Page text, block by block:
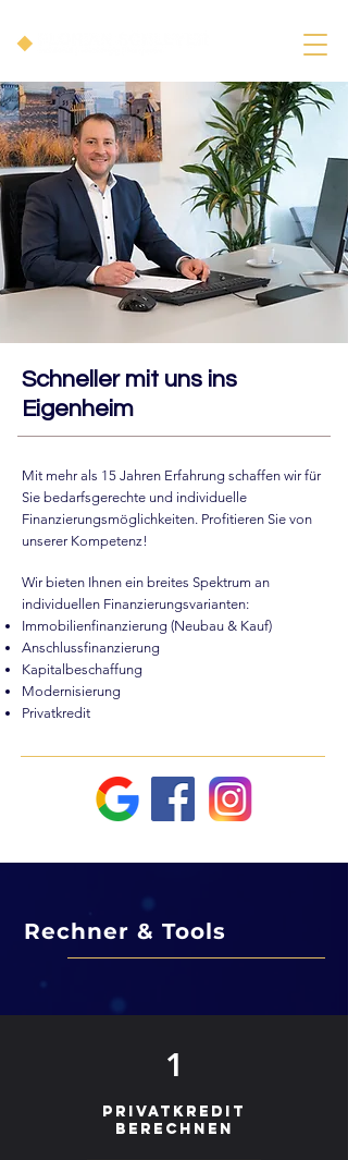
Schneller mit uns ins
Eigenheim
Mit mehr als 15 Jahren Erfahrung schaffen wir für
Sie bedarfsgerechte und individuelle
Finanzierungsmöglichkeiten. Profitieren Sie von
unserer Kompetenz!
Wir bieten Ihnen ein breites Spektrum an
individuellen Finanzierungsvarianten:
Immobilienfinanzierung (Neubau & Kauf)
Anschlussfinanzierung
Kapitalbeschaffung
Modernisierung
Privatkredit
Rechner & Tools
1
Privatkredit
berechnen